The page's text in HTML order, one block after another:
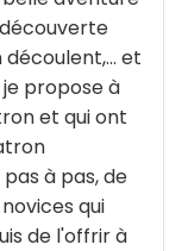
et
propose à
et qui ont
à pas, de
qui
de l'offrir à